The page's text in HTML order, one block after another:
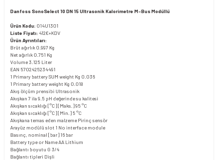
Danfoss SonoSelect 10 DN 15 Ultrasonik Kalorimetre M-Bus Modüllü
Ürün Kodu: 014U1301
Liste Fiyatı: 412€+KDV
Ürün Ayrıntıları:
Brüt ağırlık 0.997 Kg
Net ağırlık 0.751 Kg
Volume 3.125 Liter
EAN 5702425234491
1 Primary battery SUM weight Kg 0.036
1 Primary battery weight Kg 0.018
Akış ölçüm prensibi Ultrasonik
Akışkan 7 ila 9.5 pH değerinde su kalitesi
Akışkan sıcaklığı [°C] [Maks.]95 °C
Akışkan sıcaklığı [°C] [Min.] 5 °C
Akışkana temas eden malzeme Pirinç sensör
Arayüz modülü slot 1 No interface module
Basınç, nominal [bar] 16 bar
Battery type or NameAA Lithium
Bağlantı boyutu G 3/4
Bağlantı tipleri Dişli